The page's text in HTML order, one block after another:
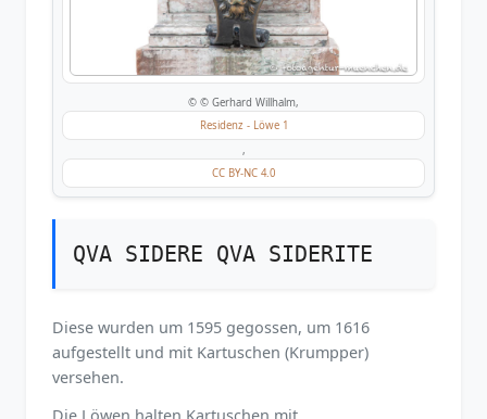
© © Gerhard Willhalm,
Residenz - Löwe 1
,
CC BY-NC 4.0
QVA SIDERE QVA SIDERITE
Diese wurden um 1595 gegossen, um 1616
aufgestellt und mit Kartuschen (Krumpper)
versehen.
Die Löwen halten Kartuschen mit